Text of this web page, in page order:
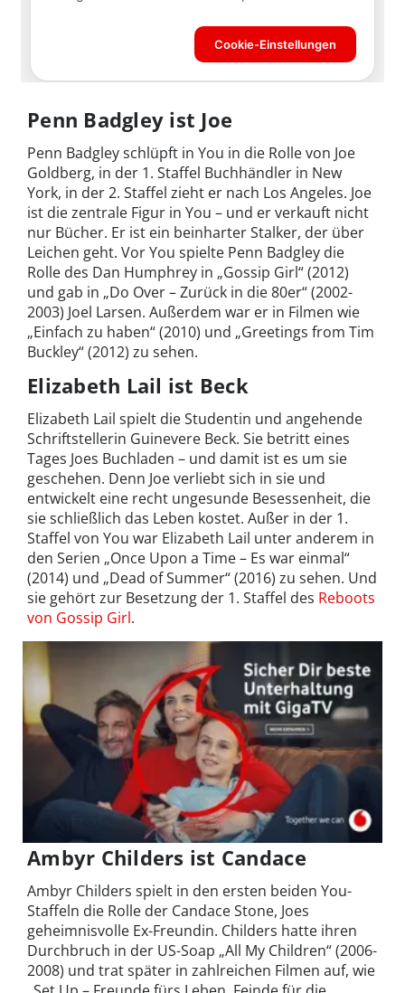
Penn Badgley ist Joe
Penn Badgley schlüpft in You in die Rolle von Joe
Goldberg, in der 1. Staffel Buchhändler in New
York, in der 2. Staffel zieht er nach Los Angeles. Joe
ist die zentrale Figur in You – und er verkauft nicht
nur Bücher. Er ist ein beinharter Stalker, der über
Leichen geht. Vor You spielte Penn Badgley die
Rolle des Dan Humphrey in „Gossip Girl“ (2012)
und gab in „Do Over – Zurück in die 80er“ (2002-
2003) Joel Larsen. Außerdem war er in Filmen wie
„Einfach zu haben“ (2010) und „Greetings from Tim
Buckley“ (2012) zu sehen.
Elizabeth Lail ist Beck
Elizabeth Lail spielt die Studentin und angehende
Schriftstellerin Guinevere Beck. Sie betritt eines
Tages Joes Buchladen – und damit ist es um sie
geschehen. Denn Joe verliebt sich in sie und
entwickelt eine recht ungesunde Besessenheit, die
sie schließlich das Leben kostet. Außer in der 1.
Staffel von You war Elizabeth Lail unter anderem in
den Serien „Once Upon a Time – Es war einmal“
(2014) und „Dead of Summer“ (2016) zu sehen. Und
sie gehört zur Besetzung der 1. Staffel des Reboots
von Gossip Girl.
Ambyr Childers ist Candace
Ambyr Childers spielt in den ersten beiden You-
Staffeln die Rolle der Candace Stone, Joes
geheimnisvolle Ex-Freundin. Childers hatte ihren
Durchbruch in der US-Soap „All My Children“ (2006-
2008) und trat später in zahlreichen Filmen auf, wie